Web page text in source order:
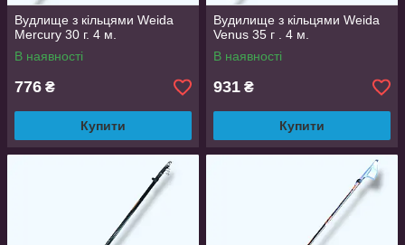
Вудлище з кільцями Weida
Mercury 30 г. 4 м.
В наявності
776 ₴
Купити
Вудилище з кільцями Weida
Venus 35 г . 4 м.
В наявності
931 ₴
Купити